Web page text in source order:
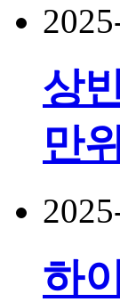
상
만
하